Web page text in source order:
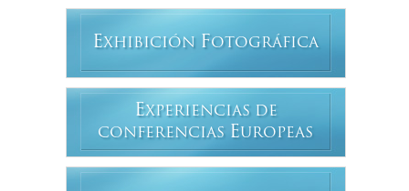
EXHIBICIÓN FOTOGRÁFICA
EXPERIENCIAS DE
CONFERENCIAS EUROPEAS